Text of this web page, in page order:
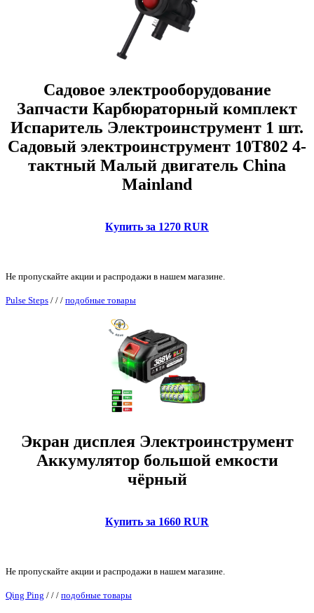
Садовое электрооборудование
Запчасти Карбюраторный комплект
Испаритель Электроинструмент 1 шт.
Садовый электроинструмент 10T802 4-
тактный Малый двигатель China
Mainland
Купить за 1270 RUR
Не пропускайте акции и распродажи в нашем магазине.
Pulse Steps / / / подобные товары
Экран дисплея Электроинструмент
Аккумулятор большой емкости
чёрный
Купить за 1660 RUR
Не пропускайте акции и распродажи в нашем магазине.
Qing Ping / / / подобные товары